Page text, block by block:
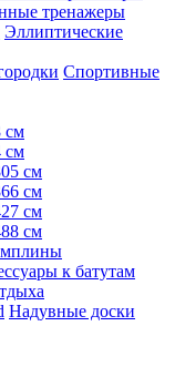
тренажеры
Эллиптические
Спортивные
см
см
см
см
см
см
к батутам
Надувные доски